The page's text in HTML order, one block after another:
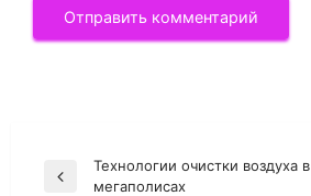
Навигация
Previous
Технологии очистки воздуха в
мегаполисах